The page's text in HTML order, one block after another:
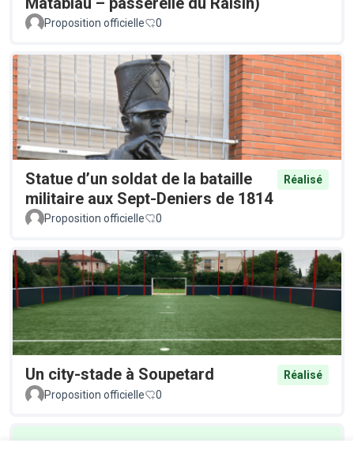
Proposition officielle 0
Statue d’un soldat de la bataille
militaire aux Sept-Deniers de 1814
Réalisé
Proposition officielle 0
Un city-stade à Soupetard
Réalisé
Proposition officielle
0